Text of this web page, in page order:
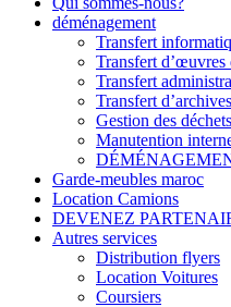
déménagement
Transfert
Transfert d’œuvres
Transfert
Transfert d’archives
Gestion des déchets
Manutention
Garde-meubles maroc
Location Camions
DEVENEZ
Autres services
Distribution flyers
Location Voitures
Coursiers